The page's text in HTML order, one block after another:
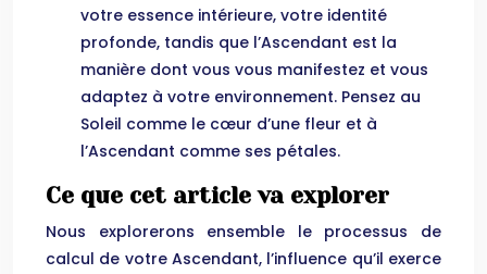
votre essence intérieure, votre identité
profonde, tandis que l’Ascendant est la
manière dont vous vous manifestez et vous
adaptez à votre environnement. Pensez au
Soleil comme le cœur d’une fleur et à
l’Ascendant comme ses pétales.
Ce que cet article va explorer
Nous explorerons ensemble le processus de
calcul de votre Ascendant, l’influence qu’il exerce